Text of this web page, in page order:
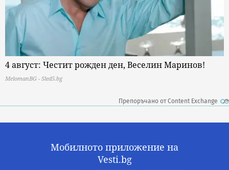
4 август: Честит рожден ден, Веселин Маринов!
MelomanBG - Sled5.bg
Препоръчано от Content Exchange
Мобилното приложение на
Vesti.bg